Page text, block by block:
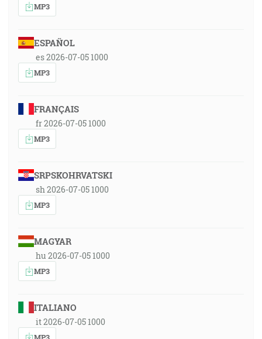
MP3
ESPAÑOL
es 2026-07-05 1000
MP3
FRANÇAIS
fr 2026-07-05 1000
MP3
SRPSKOHRVATSKI
sh 2026-07-05 1000
MP3
MAGYAR
hu 2026-07-05 1000
MP3
ITALIANO
it 2026-07-05 1000